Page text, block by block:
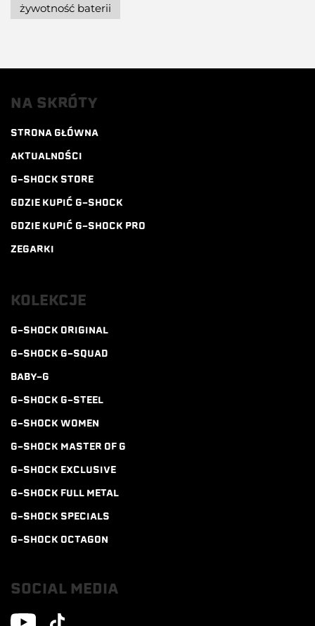
żywotność baterii
NA SKRÓTY
STRONA GŁÓWNA
AKTUALNOŚCI
G-SHOCK STORE
GDZIE KUPIĆ G-SHOCK
GDZIE KUPIĆ G-SHOCK PRO
ZEGARKI
KOLEKCJE
G-SHOCK ORIGINAL
G-SHOCK G-SQUAD
BABY-G
G-SHOCK G-STEEL
G-SHOCK WOMEN
G-SHOCK MASTER OF G
G-SHOCK EXCLUSIVE
G-SHOCK FULL METAL
G-SHOCK SPECIALS
G-SHOCK OCTAGON
SOCIAL MEDIA